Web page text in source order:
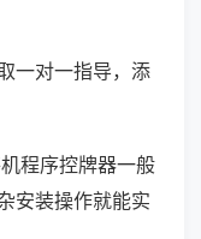
一对一指导，添
程序控牌器一般
安装操作就能实